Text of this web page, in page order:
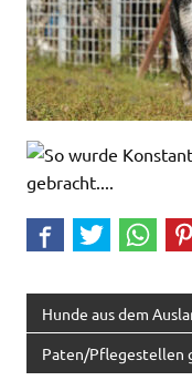
Hunde aus dem
Paten/Pflegestellen